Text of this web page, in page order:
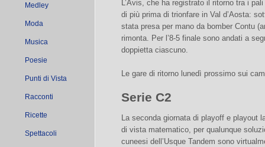
Medley
Moda
Musica
Poesie
Punti di Vista
Racconti
Ricette
Spettacoli
L’Avis, che ha registrato il ritorno tra i
di più prima di trionfare in Val d’Aosta:
stata presa per mano da bomber Contu
rimonta. Per l’8-5 finale sono andati a
doppietta ciascuno.
Le gare di ritorno lunedì prossimo sui
Serie C2
La seconda giornata di playoff e playout
di vista matematico, per qualunque
cuneesi dell’Usque Tandem sono